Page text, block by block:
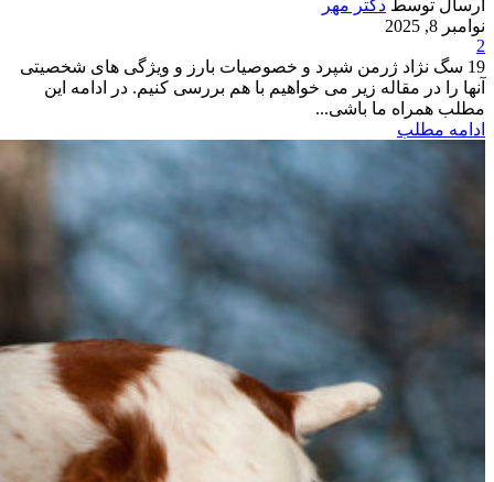
ارسال توسط دکتر مهر
نوامبر 8, 2025
2
19 سگ نژاد ژرمن شپرد و خصوصیات بارز و ویژگی های شخصیتی
آنها را در مقاله زیر می خواهیم با هم بررسی کنیم. در ادامه این
مطلب همراه ما باشی...
ادامه مطلب